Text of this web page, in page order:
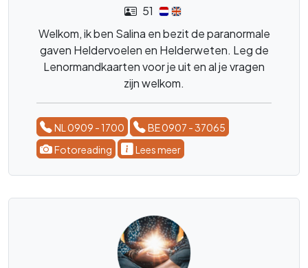
51
Welkom, ik ben Salina en bezit de paranormale
gaven Heldervoelen en Helderweten. Leg de
Lenormandkaarten voor je uit en al je vragen
zijn welkom.
NL 0909 - 1700
BE 0907 - 37065
Fotoreading
Lees meer